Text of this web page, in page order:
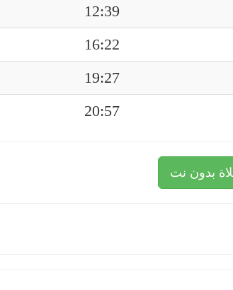
12:39
16:22
19:27
20:57
بدون نت